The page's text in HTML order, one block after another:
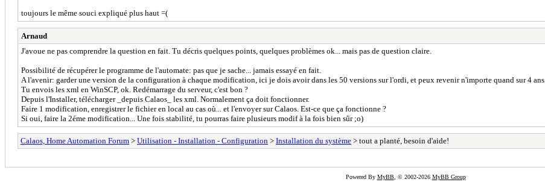
toujours le même souci expliqué plus haut =(
Arnaud
J'avoue ne pas comprendre la question en fait. Tu décris quelques points, quelques problèmes ok... mais pas de question claire.
Possibilité de récupérer le programme de l'automate: pas que je sache... jamais essayé en fait.
A l'avenir: garder une version de la configuration à chaque modification, ici je dois avoir dans les 50 versions sur l'ordi, et peux revenir n'importe quand sur 4 ans.
Tu envois les xml en WinSCP, ok. Redémarrage du serveur, c'est bon ?
Depuis l'Installer, télécharger _depuis Calaos_ les xml. Normalement ça doit fonctionner.
Faire 1 modification, enregistrer le fichier en local au cas où... et l'envoyer sur Calaos. Est-ce que ça fonctionne ?
Si oui, faire la 2éme modification... Une fois stabilité, tu pourras faire plusieurs modif à la fois bien sûr ;o)
Calaos, Home Automation Forum > Utilisation - Installation - Configuration > Installation du système > tout a planté, besoin d'aide!
Powered By MyBB, © 2002-2026 MyBB Group